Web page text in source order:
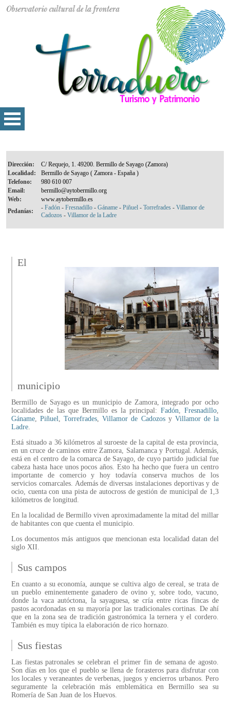
Dirección:
Localidad:
Telefono:
Email:
Web:
Pedanías:
- Fadón - Fresnadillo - Gáname - Piñuel - Torrefrades - Villamor de
Cadozos - Villamor de la Ladre
El
municipio
Bermillo de Sayago es un municipio de Zamora, integrado por ocho
localidades de las que Bermillo es la principal: Fadón, Fresnadillo,
Gáname,Piñuel,Torrefrades,Villamor de Cadozosy Villamor de la
Ladre.
Está situado a 36 kilómetros al suroeste de la capital de esta provincia,
en un cruce de caminos entre Zamora, Salamanca y Portugal. Además,
está en el centro de la comarca de Sayago, de cuyo partido judicial fue
cabeza hasta hace unos pocos años. Esto ha hecho que fuera un centro
importante de comercio y hoy todavía conserva muchos de los
servicios comarcales. Además de diversas instalaciones deportivas y de
ocio, cuenta con una pista de autocross de gestión de municipal de 1,3
kilómetros de longitud.
En la localidad de Bermillo viven aproximadamente la mitad del millar
de habitantes con que cuenta el municipio.
Los documentos más antiguos que mencionan esta localidad datan del
siglo XII.
Sus campos
En cuanto a su economía, aunque se cultiva algo de cereal, se trata de
un pueblo eminentemente ganadero de ovino y, sobre todo, vacuno,
donde la vaca autóctona, la sayaguesa, se cría entre ricas fincas de
pastos acordonadas en su mayoría por las tradicionales cortinas. De ahí
que en la zona sea de tradición gastronómica la ternera y el cordero.
También es muy típica la elaboración de rico hornazo.
Sus fiestas
Las fiestas patronales se celebran el primer fin de semana de agosto.
Son días en los que el pueblo se llena de forasteros para disfrutar con
los locales y veraneantes de verbenas, juegos y encierros urbanos. Pero
seguramente la celebración más emblemática en Bermillo sea su
Romería de San Juan de los Huevos.